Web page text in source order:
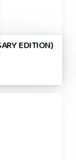
EDITION)